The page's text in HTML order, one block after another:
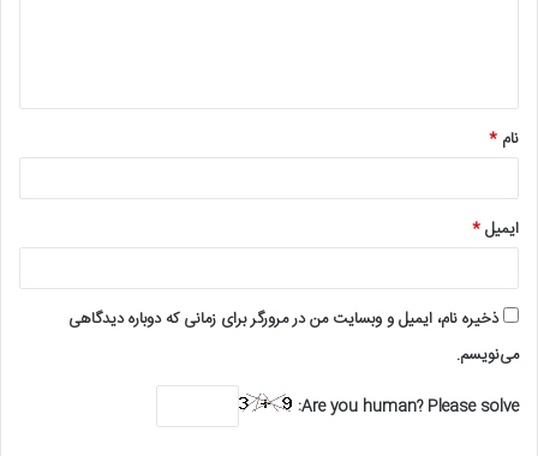
*
نام *
ایمیل*
ذخیره نام، ایمیل و وبسایت من در مرورگر برای زمانی که دوباره دیدگاهی
می‌نویسم.
Are you human? Please solve: